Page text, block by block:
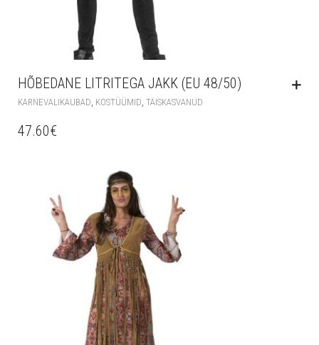
HÕBEDANE LITRITEGA JAKK (EU 48/50)
KARNEVALIKAUBAD, KOSTÜÜMID, TÄISKASVANUD
47.60€